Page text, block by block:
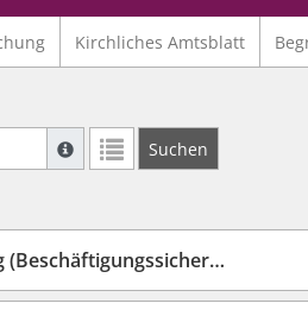
Kirchliches Amtsblatt
Suche mit Platzhalter "*", Bsp.
Weitere Suchoperatoren finden
Suchen